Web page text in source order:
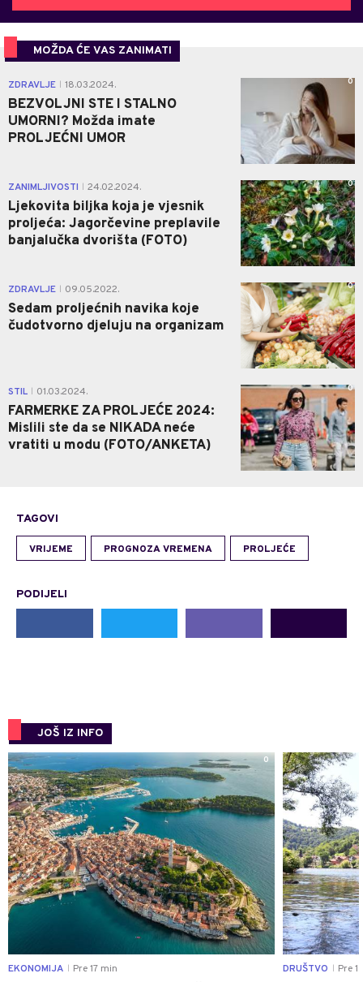
MOŽDA ĆE VAS ZANIMATI
ZDRAVLJE 18.03.2024.
BEZVOLJNI STE I STALNO
UMORNI? Možda imate
PROLJEĆNI UMOR
0
ZANIMLJIVOSTI 24.02.2024.
Ljekovita biljka koja je vjesnik
proljeća: Jagorčevine preplavile
banjalučka dvorišta (FOTO)
0
ZDRAVLJE 09.05.2022.
Sedam proljećnih navika koje
čudotvorno djeluju na organizam
0
STIL 01.03.2024.
FARMERKE ZA PROLJEĆE 2024:
Mislili ste da se NIKADA neće
vratiti u modu (FOTO/ANKETA)
0
TAGOVI
VRIJEME PROGNOZA VREMENA PROLJEĆE
PODIJELI
JOŠ IZ INFO
0
EKONOMIJA Pre 17 min DRUŠTVO Pre